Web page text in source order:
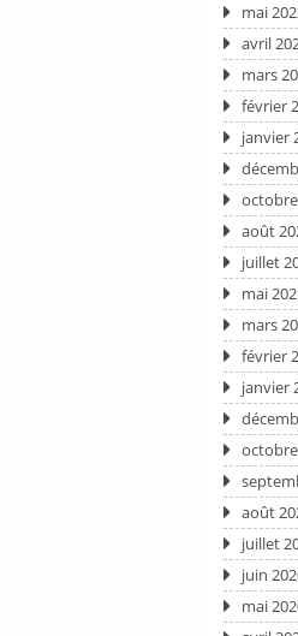
mai
avril
mars
février
janvier
octobre
août
juillet
mai
mars
février
janvier
août
juillet
juin
mai